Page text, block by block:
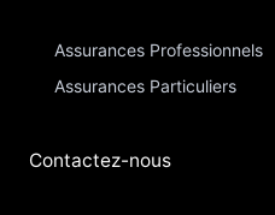
Assurances Professionnels
Assurances Particuliers​
Contactez-nous​